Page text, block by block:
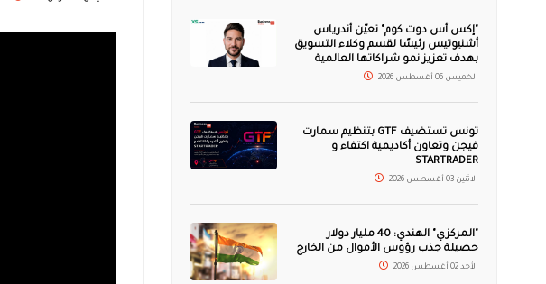
"إكس أس دوت كوم" تعيّن أندرياس
أشنيوتيس رئيسًا لقسم وكلاء التسويق
بهدف تعزيز نمو شراكاتها العالمية
الخميس 06 أغسطس 2026
تونس تستضيف GTF بتنظيم سمارت
فيجن وتعاون أكاديمية اكتفاء و
STARTRADER
الاثنين 03 أغسطس 2026
"المركزي" الهندي: 40 مليار دولار
حصيلة جذب رؤوس الأموال من الخارج
الأحد 02 أغسطس 2026